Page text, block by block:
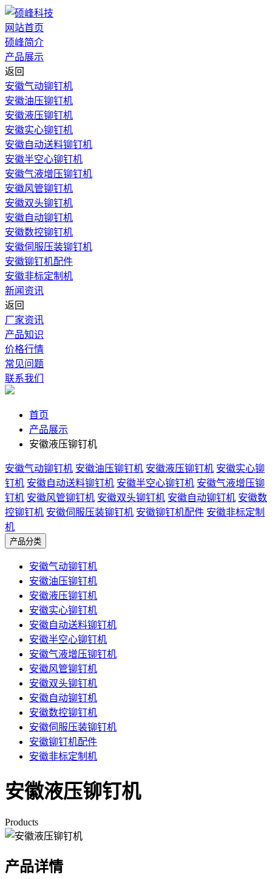
网站首页
硕峰简介
产品展示
返回
安徽气动铆钉机
安徽油压铆钉机
安徽液压铆钉机
安徽实心铆钉机
安徽自动送料铆钉机
安徽半空心铆钉机
安徽气液增压铆钉机
安徽风管铆钉机
安徽双头铆钉机
安徽自动铆钉机
安徽数控铆钉机
安徽伺服压装铆钉机
安徽铆钉机配件
安徽非标定制机
新闻资讯
返回
厂家资讯
产品知识
价格行情
常见问题
联系我们
首页
产品展示
安徽液压铆钉机
安徽气动铆钉机 安徽油压铆钉机 安徽液压铆钉机 安徽实心铆
钉机 安徽自动送料铆钉机 安徽半空心铆钉机 安徽气液增压铆
钉机 安徽风管铆钉机 安徽双头铆钉机 安徽自动铆钉机 安徽数
控铆钉机 安徽伺服压装铆钉机 安徽铆钉机配件 安徽非标定制
机
产品分类
安徽气动铆钉机
安徽油压铆钉机
安徽液压铆钉机
安徽实心铆钉机
安徽自动送料铆钉机
安徽半空心铆钉机
安徽气液增压铆钉机
安徽风管铆钉机
安徽双头铆钉机
安徽自动铆钉机
安徽数控铆钉机
安徽伺服压装铆钉机
安徽铆钉机配件
安徽非标定制机
安徽液压铆钉机
Products
产品详情